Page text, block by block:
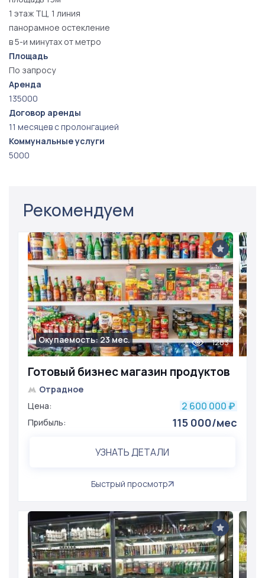
1 этаж ТЦ, 1 линия
панорамное остекление
в 5-и минутах от метро
Площадь
По запросу
Аренда
135000
Договор аренды
11 месяцев с пролонгацией
Коммунальные услуги
5000
Рекомендуем
Готовый бизнес магазин продуктов
Окупаемость: 23 мес. 1283
Отрадное
Цена:
2 600 000 ₽
Прибыль: 115 000/мес
УЗНАТЬ ДЕТАЛИ
Быстрый просмотр